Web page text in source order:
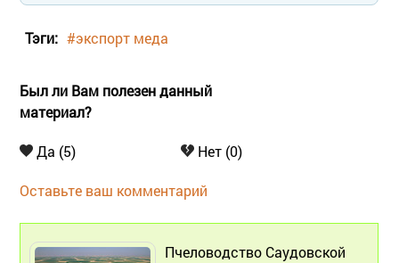
Тэги: #экспорт меда
Был ли Вам полезен данный
материал?
Да (5) Нет (0)
Оставьте ваш комментарий
Пчеловодство Саудовской